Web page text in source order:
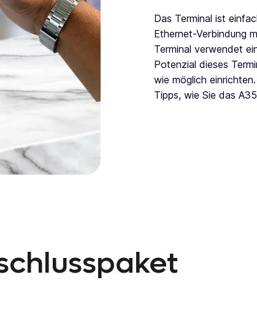
Das Terminal ist
Ethernet-Verbindung
Terminal verwendet
Potenzial dieses
wie möglich
Tipps, wie Sie das